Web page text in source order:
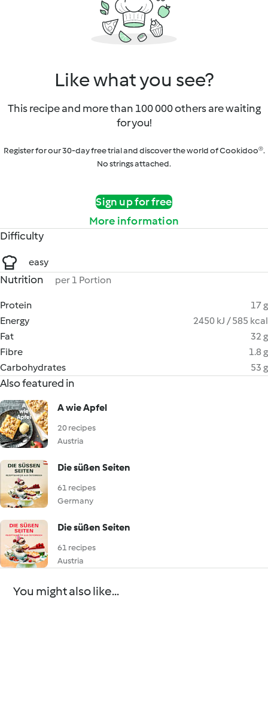
Like what you see?
This recipe and more than 100 000 others are waiting
for you!
Register for our 30-day free trial and discover the world of Cookidoo®.
No strings attached.
Sign up for free
More information
Difficulty
easy
Nutrition per 1 Portion
Protein
17 g
Energy
2450 kJ / 585 kcal
Fat
32 g
Fibre
1.8 g
Carbohydrates
53 g
Also featured in
A wie Apfel
20 recipes
Austria
Die süßen Seiten
61 recipes
Germany
Die süßen Seiten
61 recipes
Austria
You might also like...